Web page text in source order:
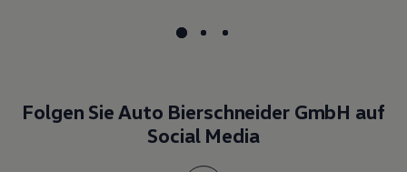
Folgen Sie Auto Bierschneider GmbH auf
Social Media